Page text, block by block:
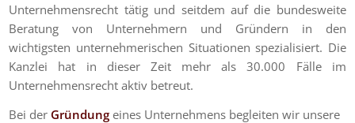
Unternehmensrecht tätig und seitdem auf die bundesweite
Beratung von Unternehmern und Gründern in den
wichtigsten unternehmerischen Situationen spezialisiert. Die
Kanzlei hat in dieser Zeit mehr als 30.000 Fälle im
Unternehmensrecht aktiv betreut.
Bei der Gründung eines Unternehmens begleiten wir unsere